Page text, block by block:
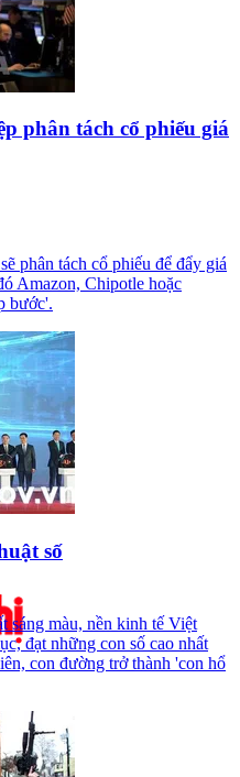
phân tách cổ phiếu giá
phân tách cổ phiếu để đẩy giá
Amazon, Chipotle hoặc
bước'.
số
sáng màu, nền kinh tế Việt
đạt những con số cao nhất
con đường trở thành 'con hổ